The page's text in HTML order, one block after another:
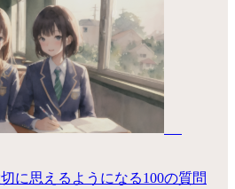
に思えるようになる100の質問